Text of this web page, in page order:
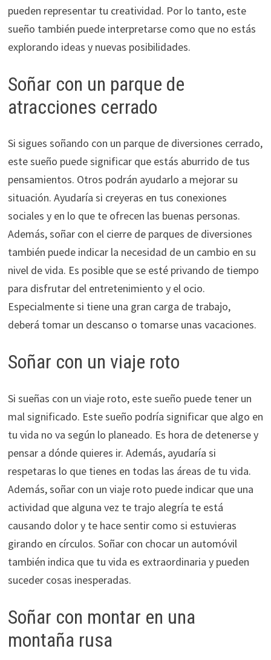
pueden representar tu creatividad. Por lo tanto, este
sueño también puede interpretarse como que no estás
explorando ideas y nuevas posibilidades.
Soñar con un parque de
atracciones cerrado
Si sigues soñando con un parque de diversiones cerrado,
este sueño puede significar que estás aburrido de tus
pensamientos. Otros podrán ayudarlo a mejorar su
situación. Ayudaría si creyeras en tus conexiones
sociales y en lo que te ofrecen las buenas personas.
Además, soñar con el cierre de parques de diversiones
también puede indicar la necesidad de un cambio en su
nivel de vida. Es posible que se esté privando de tiempo
para disfrutar del entretenimiento y el ocio.
Especialmente si tiene una gran carga de trabajo,
deberá tomar un descanso o tomarse unas vacaciones.
Soñar con un viaje roto
Si sueñas con un viaje roto, este sueño puede tener un
mal significado. Este sueño podría significar que algo en
tu vida no va según lo planeado. Es hora de detenerse y
pensar a dónde quieres ir. Además, ayudaría si
respetaras lo que tienes en todas las áreas de tu vida.
Además, soñar con un viaje roto puede indicar que una
actividad que alguna vez te trajo alegría te está
causando dolor y te hace sentir como si estuvieras
girando en círculos. Soñar con chocar un automóvil
también indica que tu vida es extraordinaria y pueden
suceder cosas inesperadas.
Soñar con montar en una
montaña rusa